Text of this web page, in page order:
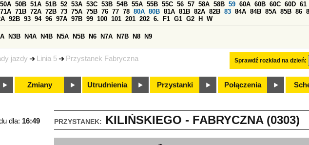
jazdy Linia 5 Przystanek Fabryczna Sprawdź rozkład na dzień:
50A 50B 51A 51B 52 53A 53C 53B 54B 55A 55B 55C 56 57 58A 58B 59 60A 60B 60C 60D 61
71A 71B 72A 72B 73 75A 75B 76 77 78 80A 80B 81A 81B 82A 82B 83 84A 84B 85A 85B 86
92B 93 94 96 97A 97B 99 100 101 201 202 6. F1 G1 G2 H W
N3B N4A N4B N5A N5B N6 N7A N7B N8 N9
Zmiany Utrudnienia Przystanki Połączenia
PRZYSTANEK: KILIŃSKIEGO - FABRYCZNA (0303)
dla: 16:49